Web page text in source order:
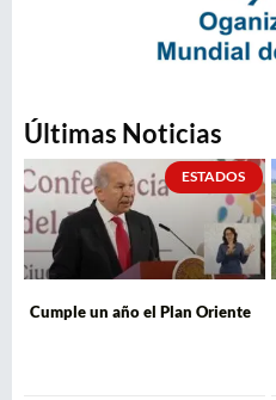
Últimas Noticias
ESTADOS
Cumple un año el Plan Oriente